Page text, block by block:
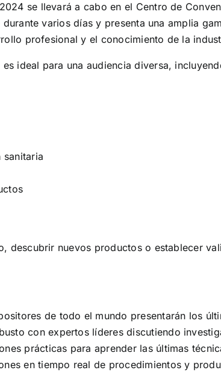
se llevará a cabo en el Centro de
varios días y presenta una amplia
profesional y el conocimiento de la
ideal para una audiencia diversa,
sanitaria
descubrir nuevos productos o establecer
de todo el mundo presentarán los
con expertos líderes discutiendo
prácticas para aprender las últimas
en tiempo real de procedimientos y